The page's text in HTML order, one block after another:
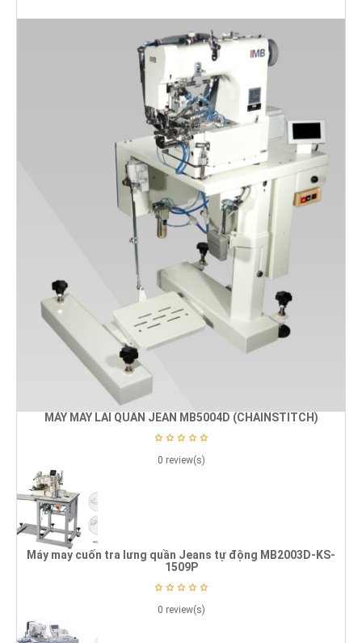
MÁY MAY LAI QUẦN JEAN MB5004D (CHAINSTITCH)
0 review(s)
Máy may cuốn tra lưng quần Jeans tự động MB2003D-KS-
1509P
0 review(s)